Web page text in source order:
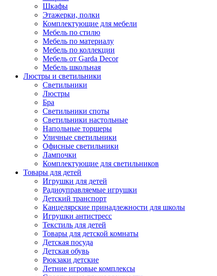
Шкафы
Этажерки, полки
Комплектующие для мебели
Мебель по стилю
Мебель по материалу
Мебель по коллекции
Мебель от Garda Decor
Мебель школьная
Люстры и светильники
Светильники
Люстры
Бра
Светильники споты
Светильники настольные
Напольные торшеры
Уличные светильники
Офисные светильники
Лампочки
Комплектующие для светильников
Товары для детей
Игрушки для детей
Радиоуправляемые игрушки
Детский транспорт
Канцелярские принадлежности для школы
Игрушки антистресс
Текстиль для детей
Товары для детской комнаты
Детская посуда
Детская обувь
Рюкзаки детские
Летние игровые комплексы